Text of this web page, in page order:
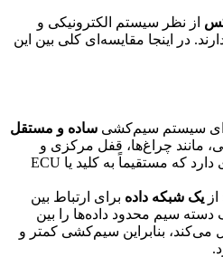
از نظر سیستم الکترونیکی و
در اینجا مقایسه‌ای کلی بین این
سیستم سیم‌کشی ساده و مستقل
مانند چراغ‌ها، قفل مرکزی و
داشبورد، سیم جداگانه‌ای دارد که مستقیماً به کلید یا ECU
از یک شبکه داده برای ارتباط بین
دسته سیم محدود داده‌ها را بین
بنابراین سیم‌کشی کمتر و